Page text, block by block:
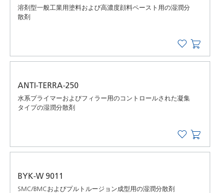
溶剤型一般工業用塗料および高濃度顔料ペースト用の湿潤分
散剤
ANTI-TERRA-250
水系プライマーおよびフィラー用のコントロールされた凝集
タイプの湿潤分散剤
BYK-W 9011
SMC/BMCおよびプルトルージョン成型用の湿潤分散剤